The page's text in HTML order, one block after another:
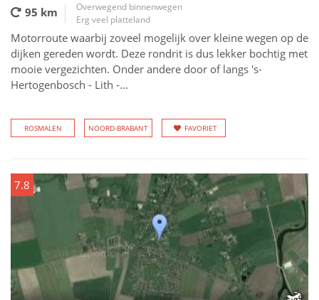
95 km
Overwegend binnenwegen
Erg veel platteland
Motorroute waarbij zoveel mogelijk over kleine wegen op de
dijken gereden wordt. Deze rondrit is dus lekker bochtig met
mooie vergezichten. Onder andere door of langs 's-
Hertogenbosch - Lith -...
ROSMALEN NOORD-BRABANT FAVORIET
7.8